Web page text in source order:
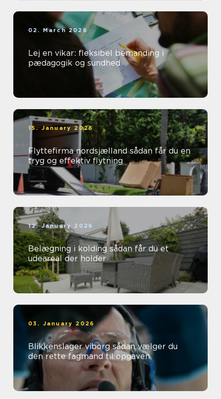
02. March 2026
Lej en vikar: fleksibel bemanding i
pædagogik og sundhed
15. January 2026
Flyttefirma nordsjælland sådan får du en
tryg og effektiv flytning
12. January 2026
Belægning i kolding sådan får du et
udeareal der holder
03. January 2026
Blikkenslager viborg sådan vælger du
den rette fagmand til opgaven